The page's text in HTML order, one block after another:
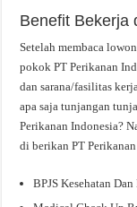
Benefit Bekerja
Setelah membaca
pokok PT Perikanan
dan sarana/fasilitas
apa saja tunjangan
Perikanan Indonesia?
di berikan PT
BPJS Kesehatan